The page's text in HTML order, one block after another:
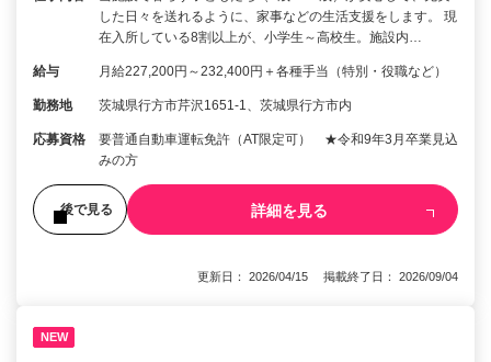
した日々を送れるように、家事などの生活支援をします。 現
在入所している8割以上が、小学生～高校生。施設内…
給与 月給227,200円～232,400円＋各種手当（特別・役職など）
勤務地 茨城県行方市芹沢1651-1、茨城県行方市内
応募資格
要普通自動車運転免許（AT限定可） ★令和9年3月卒業見込
みの方
後で見る 詳細を見る
更新日： 2026/04/15 掲載終了日： 2026/09/04
NEW